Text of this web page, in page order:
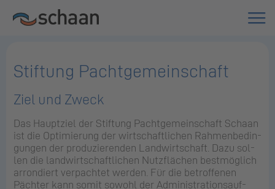
Stiftung Pachtgemeinschaft
Ziel und Zweck
Das Haupt­ziel der Stif­tung Pacht­ge­mein­schaft Scha­an
ist die Op­ti­mie­rung der wirt­schaft­li­chen Rah­men­be­din­
gun­gen der pro­du­zie­ren­den Land­wirt­schaft. Dazu sol­
len die land­wirt­schaft­li­chen Nutz­flä­chen best­mög­lich
ar­ron­diert ver­pach­tet wer­den. Für die be­trof­fe­nen
Päch­ter kann somit so­wohl der Ad­mi­nis­tra­ti­ons­auf­